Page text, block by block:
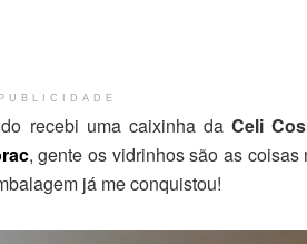
PUBLICIDADE
recebi uma caixinha da Celi
, gente os vidrinhos são as
já me conquistou!